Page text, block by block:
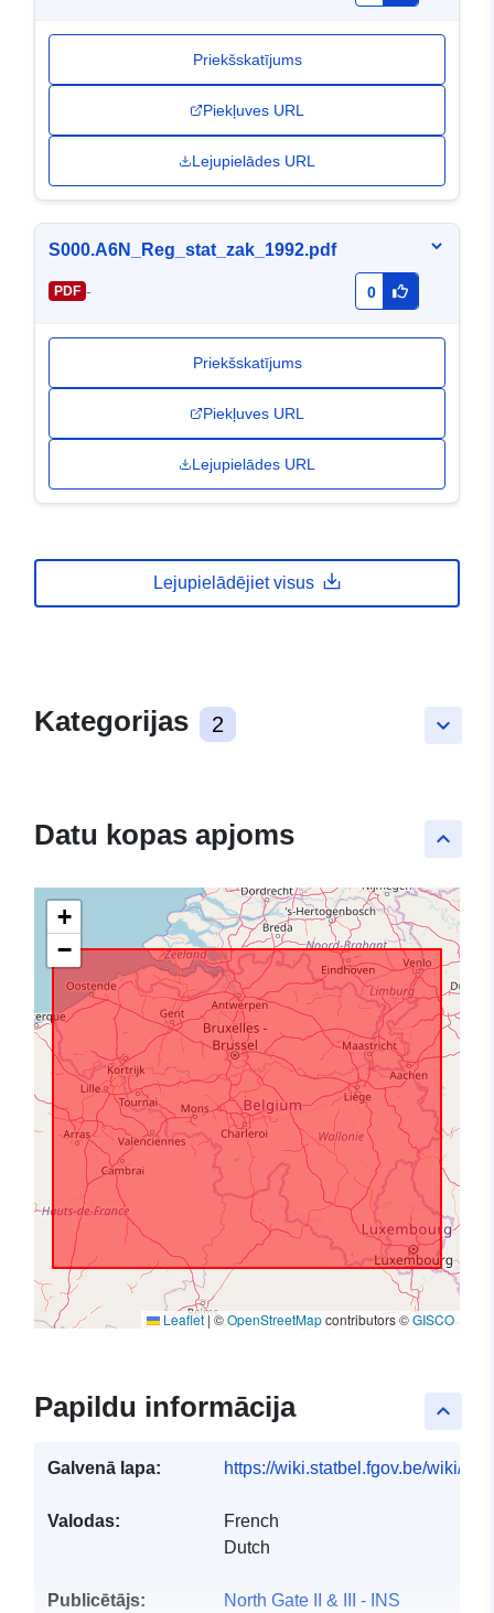
Priekšskatījums
Piekļuves URL
Lejupielādes URL
S000.A6N_Reg_stat_zak_1992.pdf
PDF - 0
Priekšskatījums
Piekļuves URL
Lejupielādes URL
Lejupielādējiet visus
keyboard_arrow_down
Kategorijas 2
keyboard_arrow_up
Datu kopas apjoms
+
−
Leaflet|©OpenStreetMapcontributors ©GISCO
keyboard_arrow_up
Papildu informācija
Galvenā lapa: https://wiki.statbel.fgov.be/wiki/
Valodas:
French
Dutch
Publicētājs:
North Gate II & III - INS